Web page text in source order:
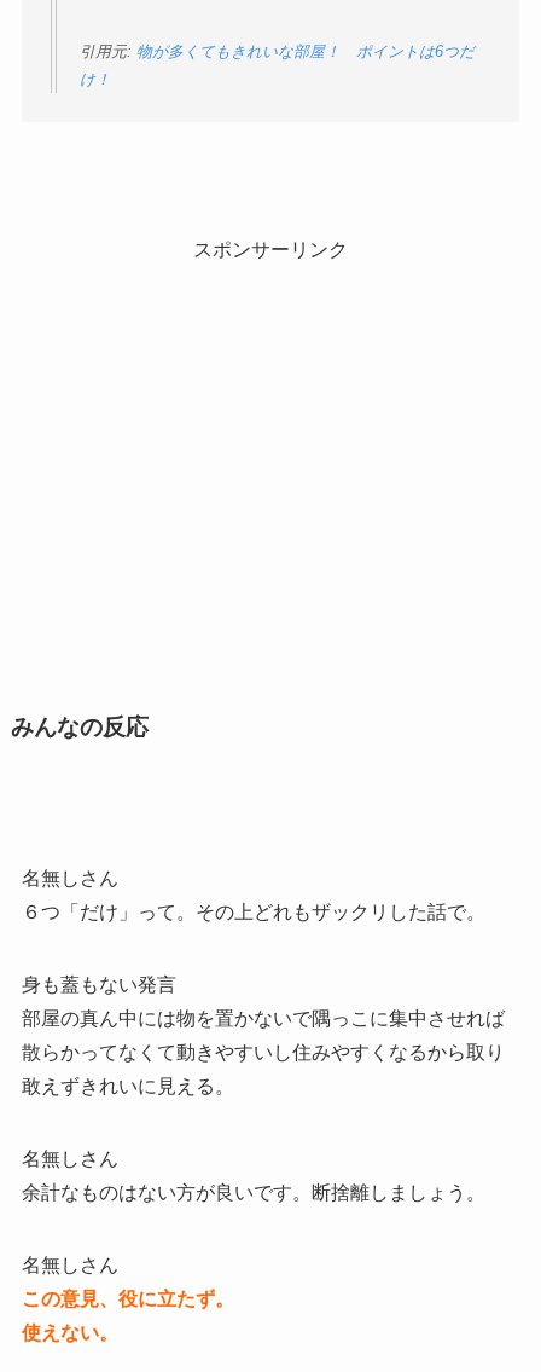
引用元: 物が多くてもきれいな部屋！ ポイントは6つだ
け！
スポンサーリンク
みんなの反応
名無しさん
６つ「だけ」って。その上どれもザックリした話で。
身も蓋もない発言
部屋の真ん中には物を置かないで隅っこに集中させれば
散らかってなくて動きやすいし住みやすくなるから取り
敢えずきれいに見える。
名無しさん
余計なものはない方が良いです。断捨離しましょう。
名無しさん
この意見、役に立たず。
使えない。